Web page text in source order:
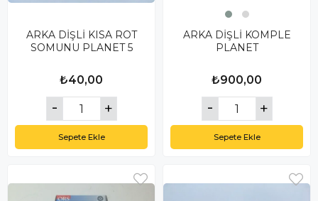
ARKA DİŞLİ KISA ROT
SOMUNU PLANET 5
₺40,00
Sepete Ekle
ARKA DİŞLİ KOMPLE
PLANET
₺900,00
Sepete Ekle